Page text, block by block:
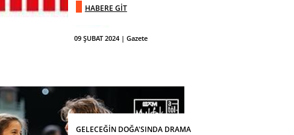
09 ŞUBAT 2024 | Gazete
HABERE GİT
GELECEĞİN DOĞA'SINDA DRAMA